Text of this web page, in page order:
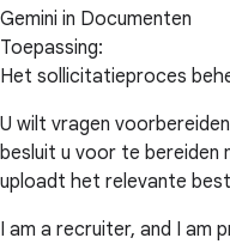
Gemini in Documenten
Toepassing:
Het sollicitatieproces
U wilt vragen
besluit u voor te bereiden
uploadt het relevante
I am a recruiter, and I am